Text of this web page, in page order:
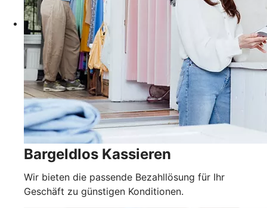
Bargeldlos Kassieren
Wir bieten die passende Bezahllösung für Ihr
Geschäft zu günstigen Konditionen.